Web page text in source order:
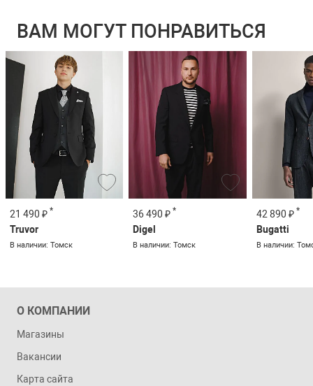
ВАМ МОГУТ ПОНРАВИТЬСЯ
21 490 ₽ *
Truvor
В наличии: Томск
36 490 ₽ *
Digel
В наличии: Томск
42 890 ₽ *
Bugatti
В наличии:
О КОМПАНИИ
Магазины
Вакансии
Карта сайта